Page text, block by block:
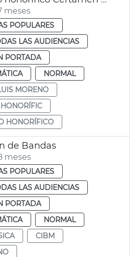
meses
POPULARES
LAS AUDIENCIAS
PORTADA
NORMAL
MORENO
HONORÍFICO
de Bandas
meses
POPULARES
LAS AUDIENCIAS
PORTADA
NORMAL
CIBM